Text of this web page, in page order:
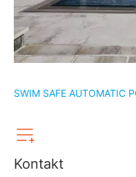
SWIM SAFE AUTOMATIC
Kontakt